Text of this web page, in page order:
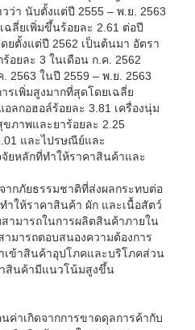
า นับตั้งแต่ปี 2555 – พ.ย. 2563
ฉลี่ยเพิ่มขึ้นร้อยละ 2.61 ต่อปี
ยตั้งแต่ปี 2562 เป็นต้นมา อัตรา
อยละ 3 ในเดือน ก.ค. 2562
2563 ในปี 2559 – พ.ย. 2563
เพิ่มสูงมากที่สุดโดยเฉลี่ย
ลกอฮอล์ร้อยละ 3.81 เครื่องนุ่ม
ขภาพและยาร้อยละ 2.25
และไปรษณีย์และ
ยหลักที่ทำให้ราคาสินค้าและ
ากภัยธรรมชาติที่ส่งผลกระทบต่อ
ำให้ราคาสินค้า ผัก และเนื้อสัตว์
ามารถในการผลิตสินค้าภายใน
มารถตอบสนองความต้องการ
เข้าสินค้าอุปโภคและบริโภคส่วน
สินค้ามีแนวโน้มสูงขึ้น
ค่าเกิดจากการขาดดุลการค้ากับ